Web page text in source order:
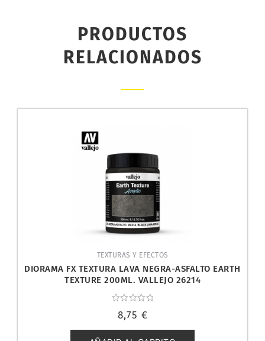
PRODUCTOS
RELACIONADOS
TEXTURAS Y EFECTOS
DIORAMA FX TEXTURA LAVA NEGRA-ASFALTO EARTH
TEXTURE 200ML. VALLEJO 26214
con
de
8,75 €